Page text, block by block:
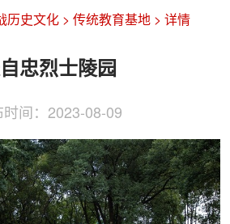
动态 统战历史文化
历史文化 > 传统教育基地 > 详情
忠烈士陵园
间： 2023-08-09